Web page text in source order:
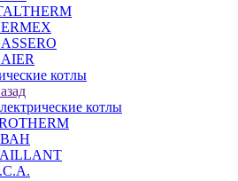
котлы
котлы